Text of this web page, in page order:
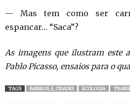
— Mas tem como ser
espancar… “Saca”?
As imagens que ilustram este
Pablo Picasso, ensaios para o
TAGS BAIRROS_E_CIDADES ECOLOGIA